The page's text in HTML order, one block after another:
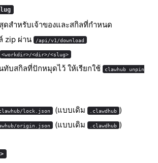
ดสำหรับเจ้าของและสกิลที่กำหนด
zip ผ่าน
/api/v1/download
<workdir>/<dir>/<slug>
ทับสกิลที่ปักหมุดไว้ ให้เรียกใช้ clawhub unpin
lock.json (แบบเดิม .clawdhub )
origin.json (แบบเดิม .clawdhub )